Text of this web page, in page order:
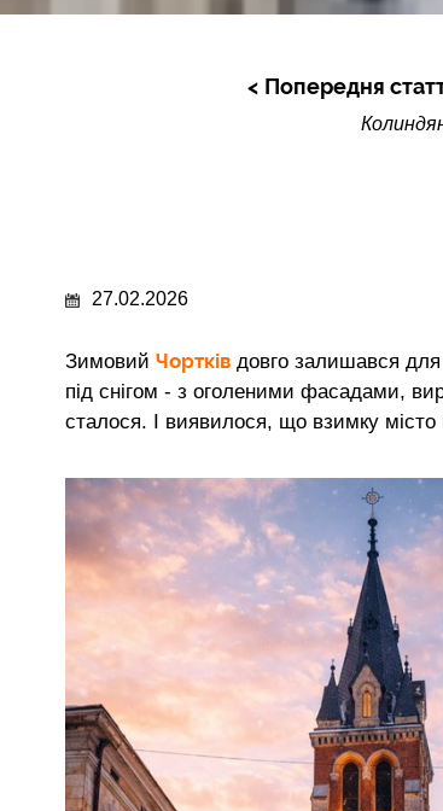
Попередня
27.02.2026
Зимовий Чортків довго залишався для
під снігом - з оголеними фасадами,
сталося. І виявилося, що взимку місто